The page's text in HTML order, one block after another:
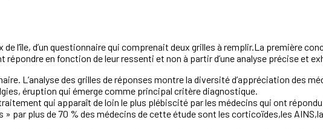
l’île, d’un questionnaire qui comprenait deux grilles à remplir.La première
en fonction de leur ressenti et non à partir d’une analyse précise et
L’analyse des grilles de réponses montre la diversité d’appréciation des
éruption qui émerge comme principal critère diagnostique.
qui apparaît de loin le plus plébiscité par les médecins qui ont
par plus de 70 % des médecins de cette étude sont les corticoïdes,les